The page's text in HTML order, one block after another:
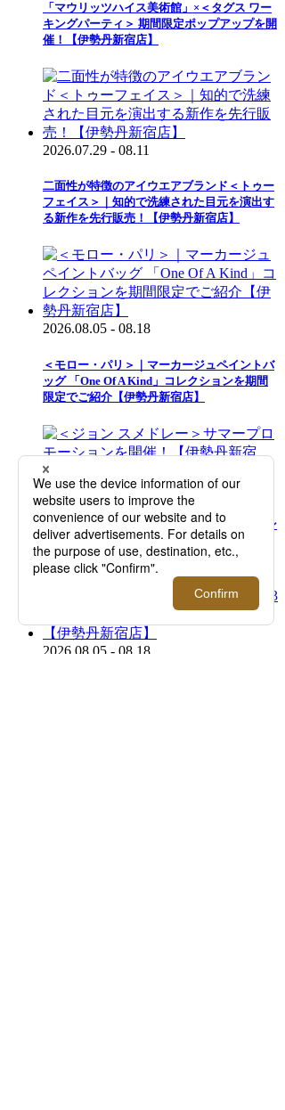
「マウリッツハイス美術館」×＜タグス ワー
キングパーティ＞ 期間限定ポップアップを開
催！【伊勢丹新宿店】
2026.07.29 - 08.11
二面性が特徴のアイウエアブランド＜トゥー
フェイス＞｜知的で洗練された目元を演出す
る新作を先行販売！【伊勢丹新宿店】
2026.08.05 - 08.18
＜モロー・パリ＞｜マーカージュペイントバ
ッグ 「One Of A Kind」コレクションを期間
限定でご紹介【伊勢丹新宿店】
2026.08.05 - 08.18
＜ジョン スメドレー＞サマープロモーション
を開催！【伊勢丹新宿店】
2026.08.05 - 08.18